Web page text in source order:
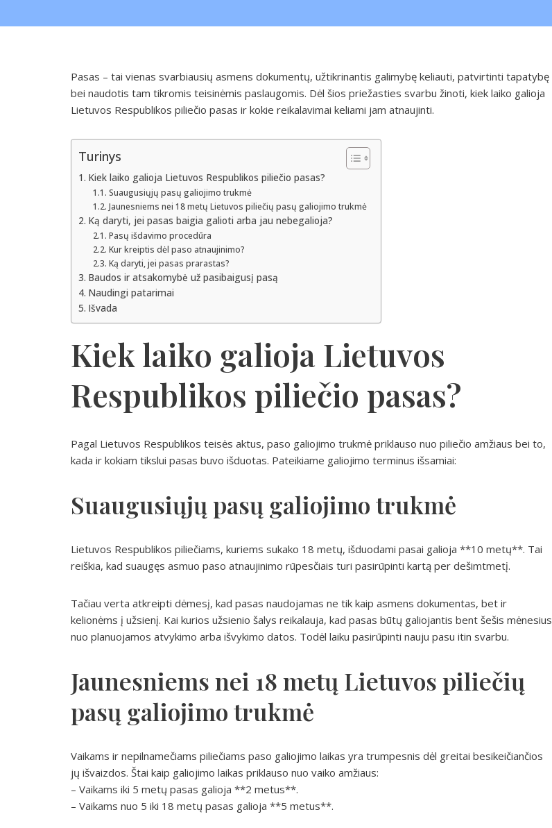
Pasas – tai vienas svarbiausių asmens dokumentų, užtikrinantis galimybę keliauti, patvirtinti tapatybę
bei naudotis tam tikromis teisinėmis paslaugomis. Dėl šios priežasties svarbu žinoti, kiek laiko galioja
Lietuvos Respublikos piliečio pasas ir kokie reikalavimai keliami jam atnaujinti.
Turinys
Kiek laiko galioja Lietuvos Respublikos piliečio pasas?
Suaugusiųjų pasų galiojimo trukmė
Jaunesniems nei 18 metų Lietuvos piliečių pasų galiojimo trukmė
Ką daryti, jei pasas baigia galioti arba jau nebegalioja?
Pasų išdavimo procedūra
Kur kreiptis dėl paso atnaujinimo?
Ką daryti, jei pasas prarastas?
Baudos ir atsakomybė už pasibaigusį pasą
Naudingi patarimai
Išvada
Kiek laiko galioja Lietuvos
Respublikos piliečio pasas?
Pagal Lietuvos Respublikos teisės aktus, paso galiojimo trukmė priklauso nuo piliečio amžiaus bei to,
kada ir kokiam tikslui pasas buvo išduotas. Pateikiame galiojimo terminus išsamiai:
Suaugusiųjų pasų galiojimo trukmė
Lietuvos Respublikos piliečiams, kuriems sukako 18 metų, išduodami pasai galioja **10 metų**. Tai
reiškia, kad suaugęs asmuo paso atnaujinimo rūpesčiais turi pasirūpinti kartą per dešimtmetį.
Tačiau verta atkreipti dėmesį, kad pasas naudojamas ne tik kaip asmens dokumentas, bet ir
kelionėms į užsienį. Kai kurios užsienio šalys reikalauja, kad pasas būtų galiojantis bent šešis mėnesius
nuo planuojamos atvykimo arba išvykimo datos. Todėl laiku pasirūpinti nauju pasu itin svarbu.
Jaunesniems nei 18 metų Lietuvos piliečių
pasų galiojimo trukmė
Vaikams ir nepilnamečiams piliečiams paso galiojimo laikas yra trumpesnis dėl greitai besikeičiančios
jų išvaizdos. Štai kaip galiojimo laikas priklauso nuo vaiko amžiaus:
– Vaikams iki 5 metų pasas galioja **2 metus**.
– Vaikams nuo 5 iki 18 metų pasas galioja **5 metus**.